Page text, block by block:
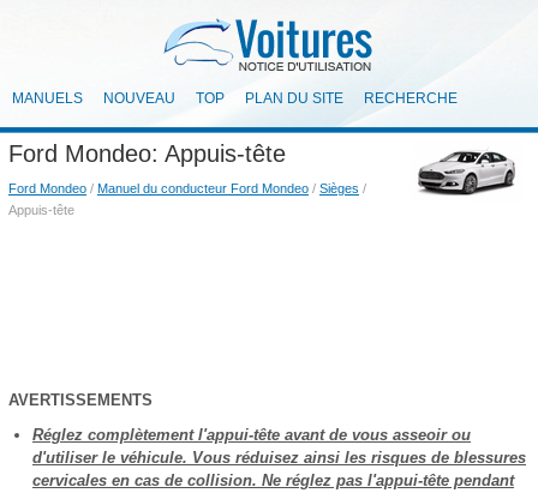
MANUELS NOUVEAU TOP PLAN DU SITE RECHERCHE
Ford Mondeo: Appuis-tête
Ford Mondeo / Manuel du conducteur Ford Mondeo / Sièges /
Appuis-tête
AVERTISSEMENTS
Réglez complètement l'appui-tête avant de vous asseoir ou
d'utiliser le véhicule. Vous réduisez ainsi les risques de blessures
cervicales en cas de collision. Ne réglez pas l'appui-tête pendant